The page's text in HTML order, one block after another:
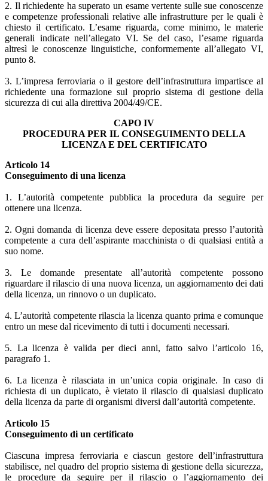
2. Il richiedente ha superato un esame vertente sulle sue conoscenze
e competenze professionali relative alle infrastrutture per le quali è
chiesto il certificato. L’esame riguarda, come minimo, le materie
generali indicate nell’allegato VI. Se del caso, l’esame riguarda
altresì le conoscenze linguistiche, conformemente all’allegato VI,
punto 8.
3. L’impresa ferroviaria o il gestore dell’infrastruttura impartisce al
richiedente una formazione sul proprio sistema di gestione della
sicurezza di cui alla direttiva 2004/49/CE.
CAPO IV
PROCEDURA PER IL CONSEGUIMENTO DELLA
LICENZA E DEL CERTIFICATO
Articolo 14
Conseguimento di una licenza
1. L’autorità competente pubblica la procedura da seguire per
ottenere una licenza.
2. Ogni domanda di licenza deve essere depositata presso l’autorità
competente a cura dell’aspirante macchinista o di qualsiasi entità a
suo nome.
3. Le domande presentate all’autorità competente possono
riguardare il rilascio di una nuova licenza, un aggiornamento dei dati
della licenza, un rinnovo o un duplicato.
4. L’autorità competente rilascia la licenza quanto prima e comunque
entro un mese dal ricevimento di tutti i documenti necessari.
5. La licenza è valida per dieci anni, fatto salvo l’articolo 16,
paragrafo 1.
6. La licenza è rilasciata in un’unica copia originale. In caso di
richiesta di un duplicato, è vietato il rilascio di qualsiasi duplicato
della licenza da parte di organismi diversi dall’autorità competente.
Articolo 15
Conseguimento di un certificato
Ciascuna impresa ferroviaria e ciascun gestore dell’infrastruttura
stabilisce, nel quadro del proprio sistema di gestione della sicurezza,
le procedure da seguire per il rilascio o l’aggiornamento dei